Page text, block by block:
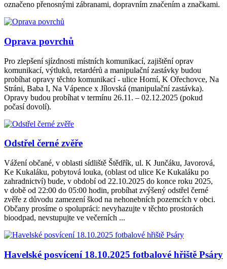
označeno přenosnými zábranami, dopravním značením a značkami.
Oprava povrchů
Pro zlepšení sjízdnosti místních komunikací, zajištění oprav
komunikací, výtluků, retardérů a manipulační zastávky budou
probíhat opravy těchto komunikací - ulice Horní, K Ořechovce, Na
Stráni, Baba I, Na Vápence x Jílovská (manipulační zastávka).
Opravy budou probíhat v termínu 26.11. – 02.12.2025 (pokud
počasí dovolí).
Odstřel černé zvěře
Vážení občané, v oblasti sídliště Štědřík, ul. K Junčáku, Javorová,
Ke Kukaláku, pobytová louka, (oblast od ulice Ke Kukaláku po
zahradnictví) bude, v období od 22.10.2025 do konce roku 2025,
v době od 22:00 do 05:00 hodin, probíhat zvýšený odstřel černé
zvěře z důvodu zamezení škod na nehonebních pozemcích v obci.
Občany prosíme o spolupráci: nevyhazujte v těchto prostorách
bioodpad, nevstupujte ve večerních ...
Havelské posvícení 18.10.2025 fotbalové hřiště Psáry